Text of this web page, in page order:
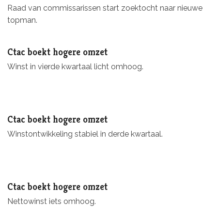
Raad van commissarissen start zoektocht naar nieuwe
topman.
Ctac boekt hogere omzet
Winst in vierde kwartaal licht omhoog.
Ctac boekt hogere omzet
Winstontwikkeling stabiel in derde kwartaal.
Ctac boekt hogere omzet
Nettowinst iets omhoog.